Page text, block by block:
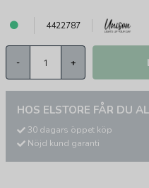
4422787
- +
HOS ELSTORE FÅR DU
30 dagars öppet köp
Nöjd kund garanti